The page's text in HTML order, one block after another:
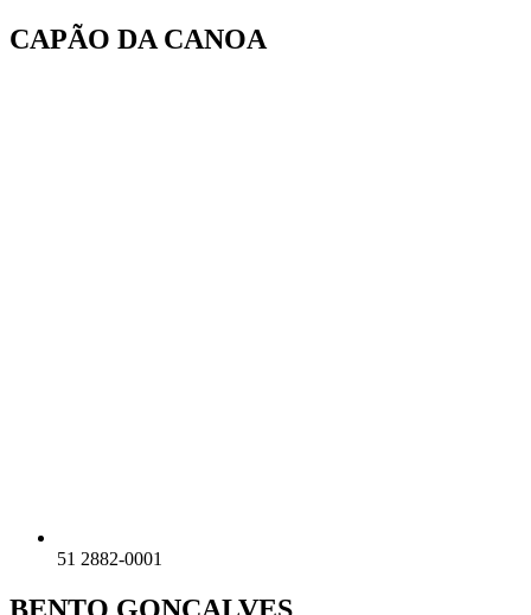
Ir
para
CAPÃO DA CANOA
51 2882-0001
BENTO GONÇALVES